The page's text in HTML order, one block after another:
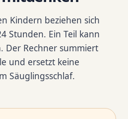
Kindern beziehen sich
Stunden. Ein Teil kann
Der Rechner summiert
und ersetzt keine
Säuglingsschlaf.